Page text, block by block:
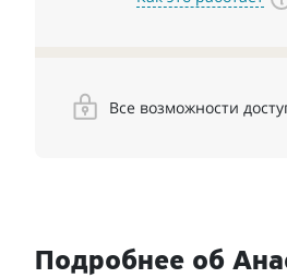
Все возможности
Подробнее об